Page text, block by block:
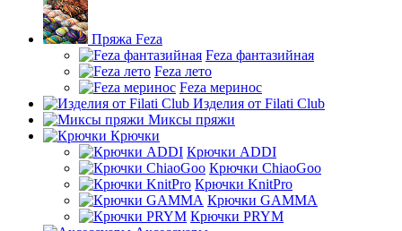
Пряжа Feza
Feza фантазийная
Feza лето
Feza меринос
Изделия от Filati Club
Миксы пряжи
Крючки
Крючки ADDI
Крючки ChiaoGoo
Крючки KnitPro
Крючки GAMMA
Крючки PRYM